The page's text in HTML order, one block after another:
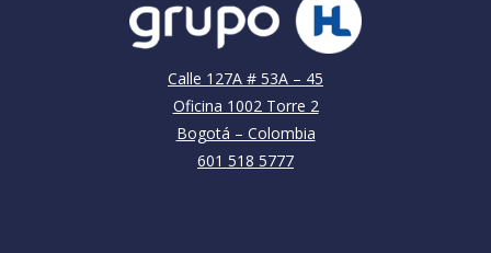
Calle 127A # 53A – 45
Oficina 1002 Torre 2
Bogotá – Colombia
601 518 5777